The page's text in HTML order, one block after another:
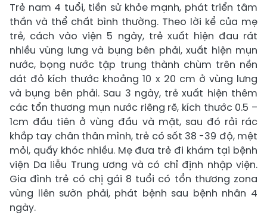
Trẻ nam 4 tuổi, tiền sử khỏe mạnh, phát triển tâm
thần và thể chất bình thường. Theo lời kể của mẹ
trẻ, cách vào viện 5 ngày, trẻ xuất hiện đau rát
nhiều vùng lưng và bụng bên phải, xuất hiện mụn
nước, bọng nước tập trung thành chùm trên nền
dát đỏ kích thước khoảng 10 x 20 cm ở vùng lưng
và bụng bên phải. Sau 3 ngày, trẻ xuất hiện thêm
các tổn thương mụn nước riêng rẽ, kích thước 0.5 –
1cm đầu tiên ở vùng đầu và mặt, sau đó rải rác
khắp tay chân thân mình, trẻ có sốt 38 -39 độ, mệt
mỏi, quấy khóc nhiều. Mẹ đưa trẻ đi khám tại bệnh
viện Da liễu Trung ương và có chỉ định nhập viện.
Gia đình trẻ có chị gái 8 tuổi có tổn thương zona
vùng liên sườn phải, phát bệnh sau bệnh nhân 4
ngày.